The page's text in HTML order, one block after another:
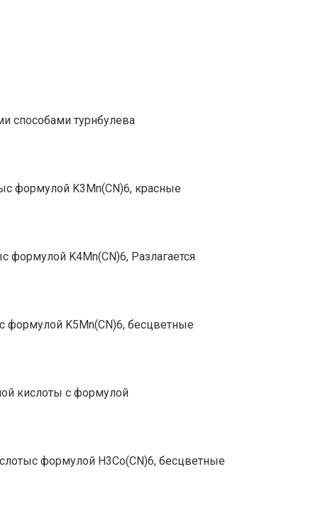
способами турнбулева
формулой K3Mn(CN)6, красные
формулой K4Mn(CN)6, Разлагается
формулой K5Mn(CN)6, бесцветные
кислоты с формулой
формулой H3Co(CN)6, бесцветные